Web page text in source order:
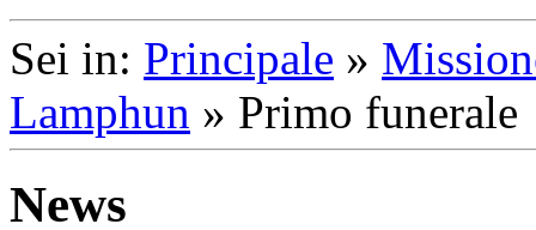
Sei in: Principale »
Lamphun » Primo funerale
News